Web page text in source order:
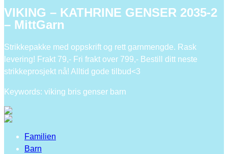
VIKING – KATHRINE GENSER 2035-2
– MittGarn
Strikkepakke med oppskrift og rett garnmengde. Rask
levering! Frakt 79,- Fri frakt over 799,- Bestill ditt neste
strikkeprosjekt nå! Alltid gode tilbud<3
Keywords: viking bris genser barn
Familien
Barn